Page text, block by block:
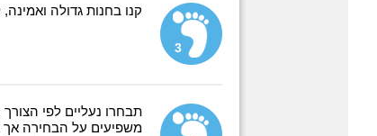
3
קנו בחנות גדולה
תבחרו נעליים לפי
משפיעים על הבחירה אך